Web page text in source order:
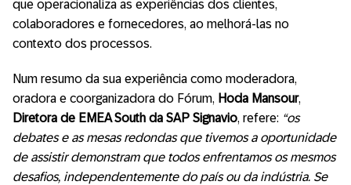
que operacionaliza as experiências dos clientes,
colaboradores e fornecedores, ao melhorá-las no
contexto dos processos.
Num resumo da sua experiência como moderadora,
oradora e coorganizadora do Fórum, Hoda Mansour,
Diretora de EMEA South da SAP Signavio, refere: “os
debates e as mesas redondas que tivemos a oportunidade
de assistir demonstram que todos enfrentamos os mesmos
desafios, independentemente do país ou da indústria. Se